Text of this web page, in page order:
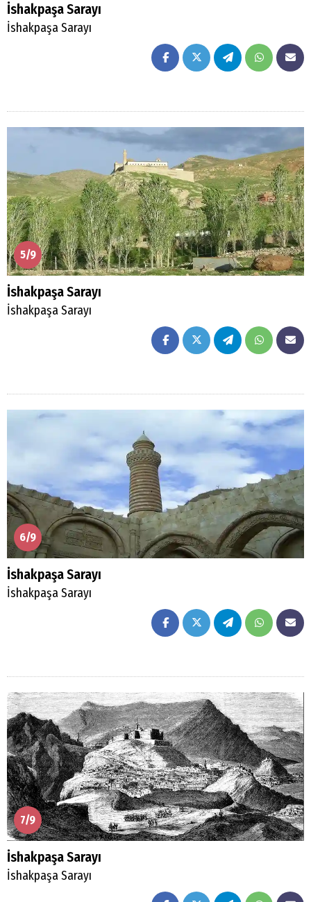
İshakpaşa Sarayı
İshakpaşa Sarayı
5/9
İshakpaşa Sarayı
İshakpaşa Sarayı
6/9
İshakpaşa Sarayı
İshakpaşa Sarayı
7/9
İshakpaşa Sarayı
İshakpaşa Sarayı